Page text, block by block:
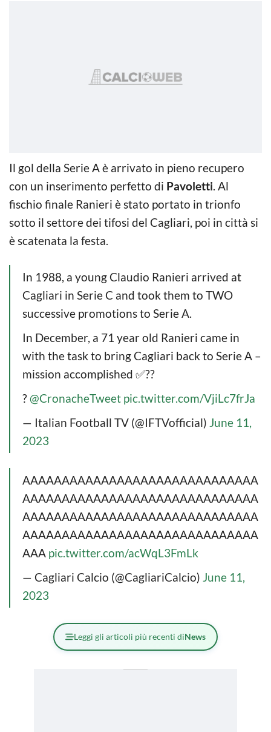
Il gol della Serie A è arrivato in pieno recupero
con un inserimento perfetto di Pavoletti. Al
fischio finale Ranieri è stato portato in trionfo
sotto il settore dei tifosi del Cagliari, poi in città si
è scatenata la festa.
In 1988, a young Claudio Ranieri arrived at
Cagliari in Serie C and took them to TWO
successive promotions to Serie A.
In December, a 71 year old Ranieri came in
with the task to bring Cagliari back to Serie A –
mission accomplished ✅??
?@CronacheTweet pic.twitter.com/VjiLc7frJa
— Italian Football TV (@IFTVofficial) June 11,
2023
AAAAAAAAAAAAAAAAAAAAAAAAAAAAAA
AAAAAAAAAAAAAAAAAAAAAAAAAAAAAA
AAAAAAAAAAAAAAAAAAAAAAAAAAAAAA
AAAAAAAAAAAAAAAAAAAAAAAAAAAAAA
AAA pic.twitter.com/acWqL3FmLk
— Cagliari Calcio (@CagliariCalcio) June 11,
2023
Leggi gli articoli più recenti diNews